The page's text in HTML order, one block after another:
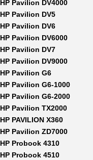
HP Pavilion DV4000
HP Pavilion DV5
HP Pavilion DV6
HP Pavilion DV6000
HP Pavilion DV7
HP Pavilion DV9000
HP Pavilion G6
HP Pavilion G6-1000
HP Pavilion G6-2000
HP Pavilion TX2000
HP PAVILION X360
HP Pavilion ZD7000
HP Probook 4310
HP Probook 4510